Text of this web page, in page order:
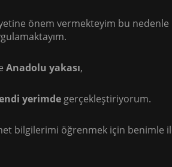
önem vermekteyim bu
Anadolu yakası,
yerimde gerçekleştiriyorum.
bilgilerimi öğrenmek için benimle